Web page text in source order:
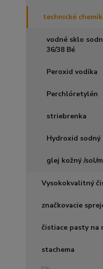
technické
vodné sklo
36/38 Bé
Peroxid vodíka
Perchlóretylén
striebrenka
Hydroxid sodný
glej kožný /sol/
Vysokokvalitný
značkovacie
čistiace pasty na
stachema